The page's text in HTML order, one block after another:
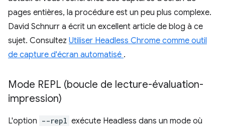
pages entières, la procédure est un peu plus complexe.
David Schnurr a écrit un excellent article de blog à ce
sujet. Consultez Utiliser Headless Chrome comme outil
de capture d'écran automatisé .
Mode REPL (boucle de lecture-évaluation-
impression)
L'option --repl exécute Headless dans un mode où